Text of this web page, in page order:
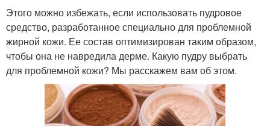
Этого можно избежать, если использовать пудровое
средство, разработанное специально для проблемной
жирной кожи. Ее состав оптимизирован таким образом,
чтобы она не навредила дерме. Какую пудру выбрать
для проблемной кожи? Мы расскажем вам об этом.